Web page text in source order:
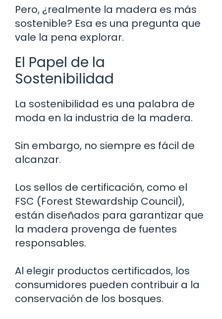
Pero, ¿realmente la madera es más
sostenible? Esa es una pregunta que
vale la pena explorar.
El Papel de la
Sostenibilidad
La sostenibilidad es una palabra de
moda en la industria de la madera.
Sin embargo, no siempre es fácil de
alcanzar.
Los sellos de certificación, como el
FSC (Forest Stewardship Council),
están diseñados para garantizar que
la madera provenga de fuentes
responsables.
Al elegir productos certificados, los
consumidores pueden contribuir a la
conservación de los bosques.